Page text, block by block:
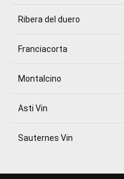
Ribera del duero
Franciacorta
Montalcino
Asti Vin
Sauternes Vin